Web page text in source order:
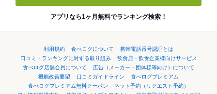
アプリなら1ヶ月無料でランキング検索！
利用規約 食べログについて
携帯電話番号認証とは
口コミ・ランキングに対する取り組み
飲食店・飲食企業様向けサービス
食べログ店舗会員について
広告（メーカー・団体様等向け）について
機能改善要望
口コミガイドライン
食べログプレミアム
食べログプレミアム無料クーポン
ネット予約（リクエスト予約）